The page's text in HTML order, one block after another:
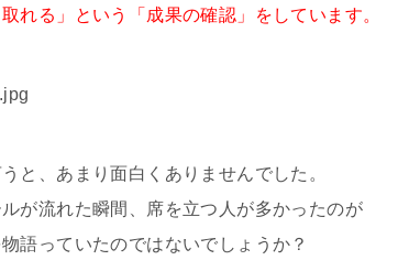
取れる」という「成果の確認」をしています。
と、あまり面白くありませんでした。
が流れた瞬間、席を立つ人が多かったのが
語っていたのではないでしょうか？